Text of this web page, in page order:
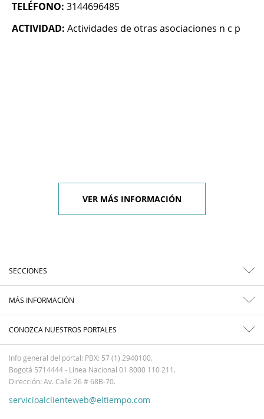
TELÉFONO: 3144696485
ACTIVIDAD: Actividades de otras asociaciones n c p
VER MÁS INFORMACIÓN
SECCIONES
MÁS INFORMACIÓN
CONOZCA NUESTROS PORTALES
Info general del portal: PBX: 57 (1) 2940100.
Bogotá 5714444 - Línea Nacional 01 8000 110 211.
Dirección: Av. Calle 26 # 68B-70.
servicioalclienteweb@eltiempo.com